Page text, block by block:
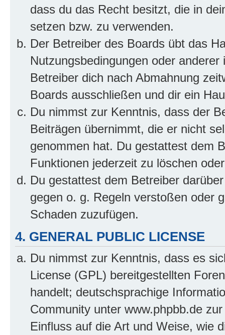
dass du das Recht besitzt, die in
setzen bzw. zu verwenden.
Der Betreiber des Boards übt das
Nutzungsbedingungen oder
Betreiber dich nach Abmahnung
Boards ausschließen und dir ein
Du nimmst zur Kenntnis, dass der
Beiträgen übernimmt, die er nicht
genommen hat. Du gestattest dem
Funktionen jederzeit zu löschen
Du gestattest dem Betreiber
gegen o. g. Regeln verstoßen oder
Schaden zuzufügen.
4. GENERAL PUBLIC LICENSE
Du nimmst zur Kenntnis, dass es
License (GPL) bereitgestellten
handelt; deutschsprachige
Community unter www.phpbb.de
Einfluss auf die Art und Weise, wie